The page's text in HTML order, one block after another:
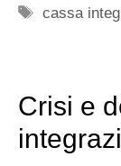
Tag
cassa
Crisi e